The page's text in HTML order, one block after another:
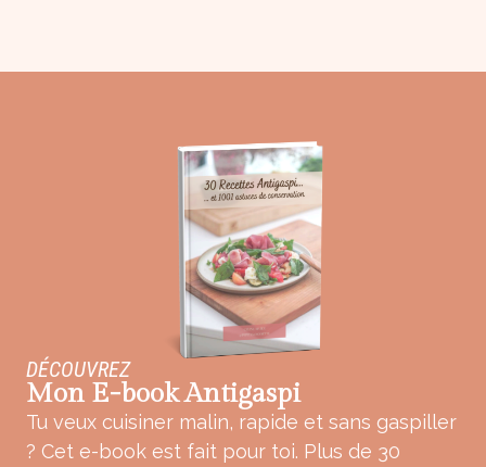
DÉCOUVREZ
Mon E-book Antigaspi
Tu veux cuisiner malin, rapide et sans gaspiller
? Cet e-book est fait pour toi. Plus de 30